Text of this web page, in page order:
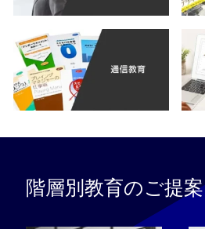
階層別教育のご提案